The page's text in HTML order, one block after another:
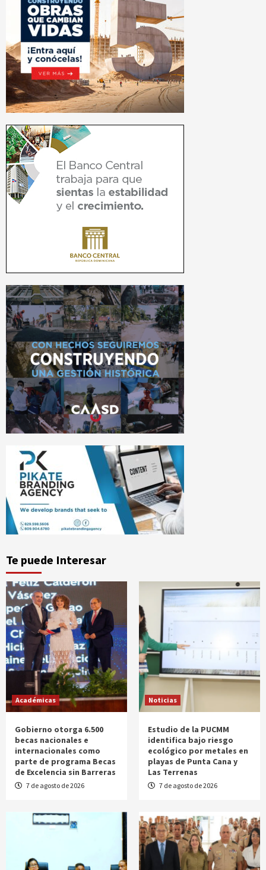
Te puede Interesar
Académicas
Gobierno otorga 6.500
becas nacionales e
internacionales como
parte de programa Becas
de Excelencia sin Barreras
7 de agosto de 2026
Noticias
Estudio de la PUCMM
identifica bajo riesgo
ecológico por metales en
playas de Punta Cana y
Las Terrenas
7 de agosto de 2026